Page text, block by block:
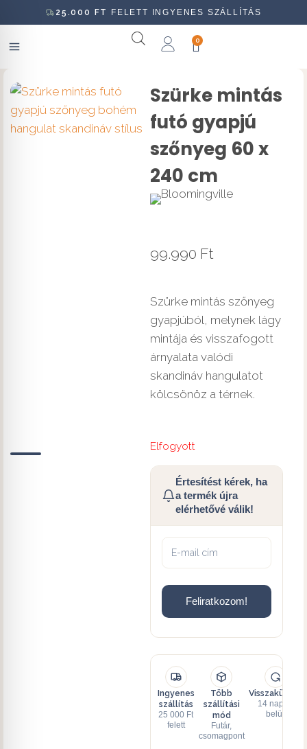
25.000 FT FELETT INGYENES SZÁLLÍTÁS
0
Szürke mintás
futó gyapjú
szőnyeg 60 x
240 cm
99.990 Ft
Szürke mintás szőnyeg
gyapjúból, melynek lágy
mintája és visszafogott
árnyalata valódi
skandináv hangulatot
kölcsönöz a térnek.
Elfogyott
Értesítést kérek, ha
a termék újra
elérhetővé válik!
Feliratkozom!
Ingyenes
szállítás
25 000 Ft
felett
Több
szállítási
mód
Futár,
csomagpont
Visszaküldés
14 napon
belül